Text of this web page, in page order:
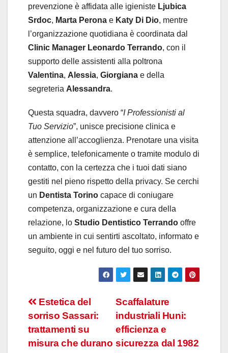
prevenzione è affidata alle igieniste Ljubica
Srdoc, Marta Perona e Katy Di Dio, mentre
l’organizzazione quotidiana è coordinata dal
Clinic Manager Leonardo Terrando, con il
supporto delle assistenti alla poltrona
Valentina, Alessia, Giorgiana e della
segreteria Alessandra.
Questa squadra, davvero “I Professionisti al
Tuo Servizio”, unisce precisione clinica e
attenzione all’accoglienza. Prenotare una visita
è semplice, telefonicamente o tramite modulo di
contatto, con la certezza che i tuoi dati siano
gestiti nel pieno rispetto della privacy. Se cerchi
un Dentista Torino capace di coniugare
competenza, organizzazione e cura della
relazione, lo Studio Dentistico Terrando offre
un ambiente in cui sentirti ascoltato, informato e
seguito, oggi e nel futuro del tuo sorriso.
Navigazione
articoli
Scaffalature
industriali Huni:
efficienza e
sicurezza dal 1982
Estetica del
sorriso Sassari:
trattamenti su
misura che durano